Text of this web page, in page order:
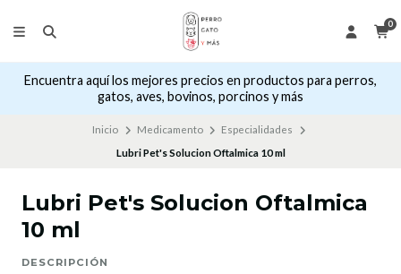
0
Encuentra aquí los mejores precios en productos para perros,
gatos, aves, bovinos, porcinos y más
Inicio Medicamento
Especialidades
Lubri Pet's Solucion Oftalmica 10 ml
Lubri Pet's Solucion Oftalmica
10 ml
DESCRIPCIÓN